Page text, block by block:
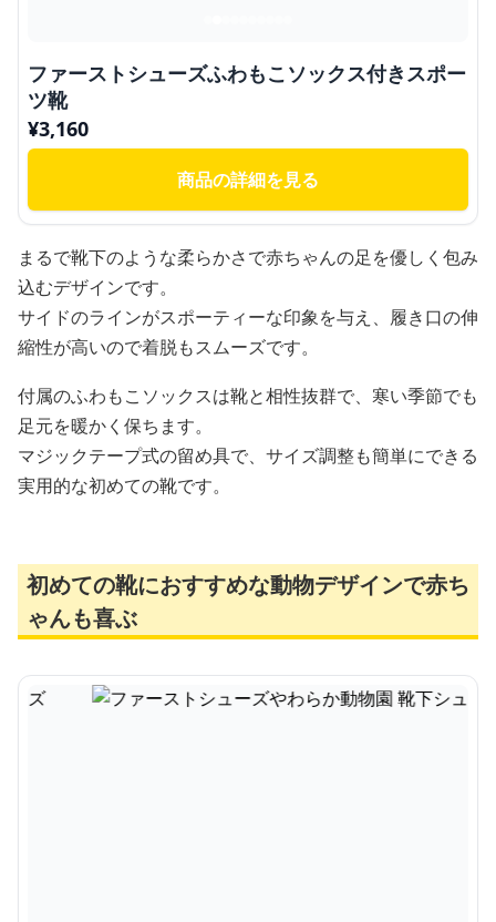
ファーストシューズふわもこソックス付きスポー
ツ靴
¥3,160
商品の詳細を見る
まるで靴下のような柔らかさで赤ちゃんの足を優しく包み
込むデザインです。
サイドのラインがスポーティーな印象を与え、履き口の伸
縮性が高いので着脱もスムーズです。
付属のふわもこソックスは靴と相性抜群で、寒い季節でも
足元を暖かく保ちます。
マジックテープ式の留め具で、サイズ調整も簡単にできる
実用的な初めての靴です。
初めての靴におすすめな動物デザインで赤ち
ゃんも喜ぶ